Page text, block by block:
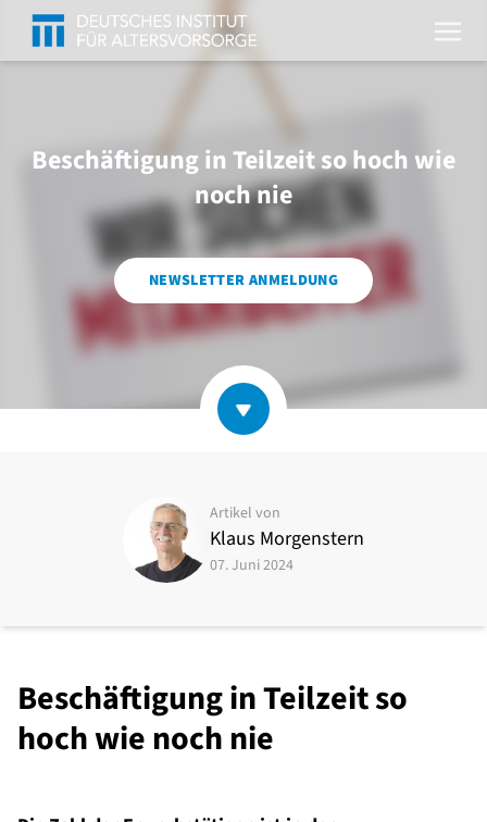
Beschäftigung in Teilzeit so hoch wie
noch nie
NEWSLETTER ANMELDUNG
Artikel von
Klaus Morgenstern
07. Juni 2024
Beschäftigung in Teilzeit so
hoch wie noch nie